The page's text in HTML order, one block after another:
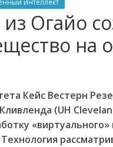
интеллект
Огайо
на
Кейс Вестерн
(UH
«виртуального»